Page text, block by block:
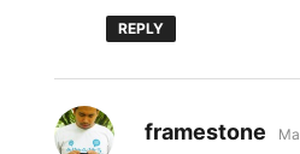
REPLY
framestone